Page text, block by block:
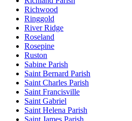
Richwood
Ringgold
River Ridge
Roseland
Rosepine
Ruston
Sabine Parish
Saint Bernard Parish
Saint Charles Parish
Saint Francisville
Saint Gabriel
Saint Helena Parish
Saint James Parish